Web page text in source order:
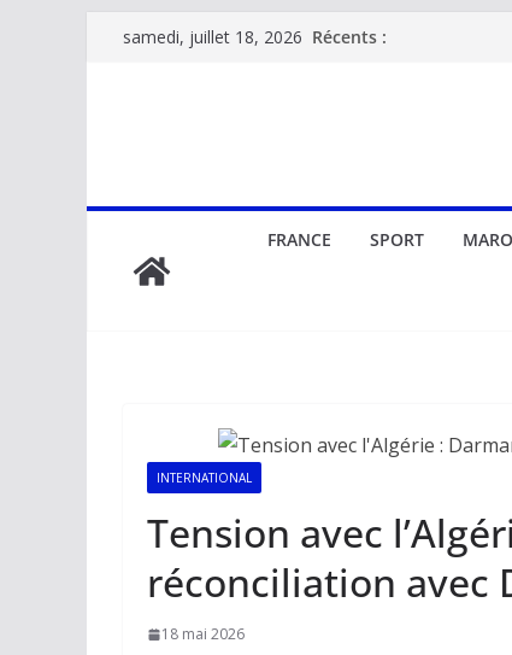
Passersamedi, juillet 18, 2026 Récents :
FRANCE SPORT
INTERNATIONAL
Tension avec
réconciliation avec
18 mai 2026